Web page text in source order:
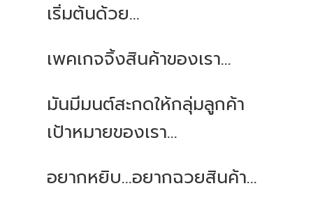
เริ่มต้นด้วย...
เพคเกจจิ้งสินค้าของเรา...
มันมีมนต์สะกดให้กลุ่มลูกค้า
เป้าหมายของเรา...
อยากหยิบ...อยากฉวยสินค้า...